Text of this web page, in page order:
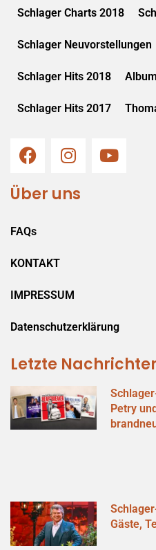
Schlager Charts 2018
Schlager Neuvorstellungen
Schlager Hits 2018
Schlager Hits 2017
Über uns
FAQs
KONTAKT
IMPRESSUM
Datenschutzerklärung
Letzte
Petry
Gäste,